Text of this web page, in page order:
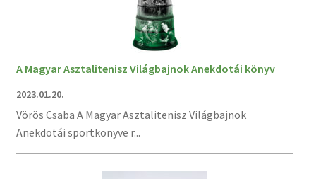
A Magyar Asztalitenisz Világbajnok Anekdotái könyv
2023.01.20.
Vörös Csaba A Magyar Asztalitenisz Világbajnok
Anekdotái sportkönyve r...